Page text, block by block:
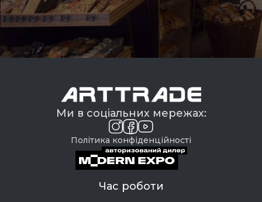
Ми в соціальних мережах:
Політика конфіденційності
Час роботи